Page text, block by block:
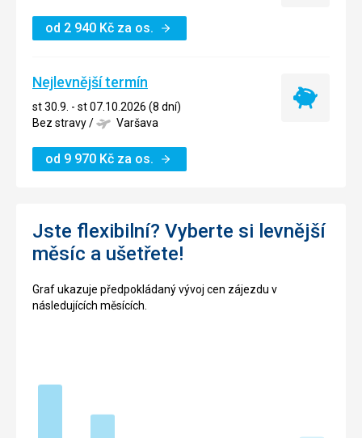
od 2 940 Kč za os.
Nejlevnější termín
st 30.9. - st 07.10.2026 (8 dní)
Bez stravy/ Varšava
od 9 970 Kč za os.
Nejlevnější
Jste flexibilní? Vyberte si levnější
měsíc a ušetřete!
Graf ukazuje předpokládaný vývoj cen zájezdu v
následujících měsících.